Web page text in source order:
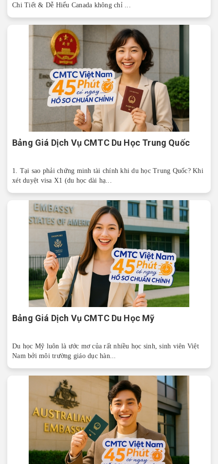
Chi Tiết & Dễ Hiểu Canada không chỉ ...
Bảng Giá Dịch Vụ CMTC Du Học Trung Quốc
1. Tại sao phải chứng minh tài chính khi du học Trung Quốc? Khi
xét duyệt visa X1 (du học dài hạ...
Bảng Giá Dịch Vụ CMTC Du Học Mỹ
Du học Mỹ luôn là ước mơ của rất nhiều học sinh, sinh viên Việt
Nam bởi môi trường giáo dục hàn...